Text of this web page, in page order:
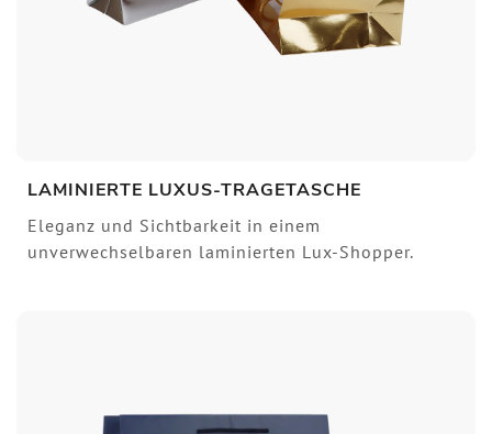
LAMINIERTE LUXUS-TRAGETASCHE
Eleganz und Sichtbarkeit in einem
unverwechselbaren laminierten Lux-Shopper.